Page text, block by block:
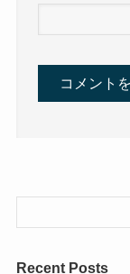
Recent Posts